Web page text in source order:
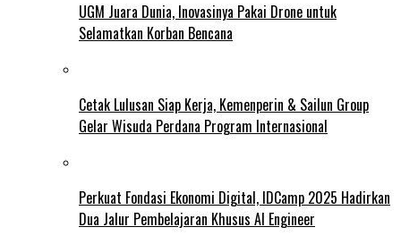
UGM Juara Dunia, Inovasinya Pakai Drone untuk
Selamatkan Korban Bencana
Cetak Lulusan Siap Kerja, Kemenperin & Sailun Group
Gelar Wisuda Perdana Program Internasional
Perkuat Fondasi Ekonomi Digital, IDCamp 2025 Hadirkan
Dua Jalur Pembelajaran Khusus AI Engineer